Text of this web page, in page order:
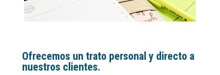
Ofrecemos un trato personal y directo a
nuestros clientes.